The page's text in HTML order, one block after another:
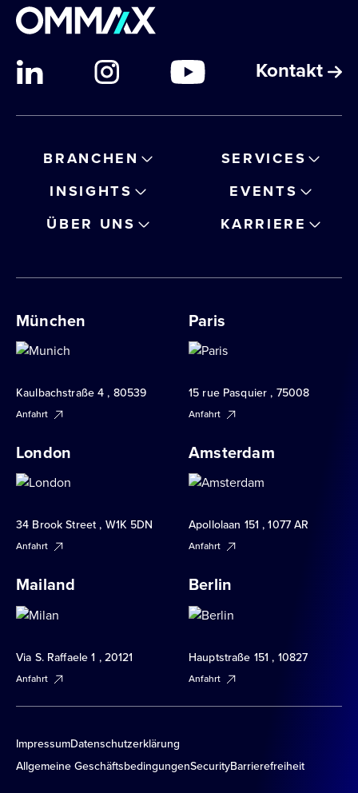
Kontakt
BRANCHEN
SERVICES
INSIGHTS
EVENTS
ÜBER UNS
KARRIERE
München
Kaulbachstraße 4 , 80539
Anfahrt
Paris
15 rue Pasquier , 75008
Anfahrt
London
34 Brook Street , W1K 5DN
Anfahrt
Amsterdam
Apollolaan 151 , 1077 AR
Anfahrt
Mailand
Via S. Raffaele 1 , 20121
Anfahrt
Berlin
Hauptstraße 151 , 10827
Anfahrt
ImpressumDatenschutzerklärung
Allgemeine GeschäftsbedingungenSecurityBarrierefreiheit